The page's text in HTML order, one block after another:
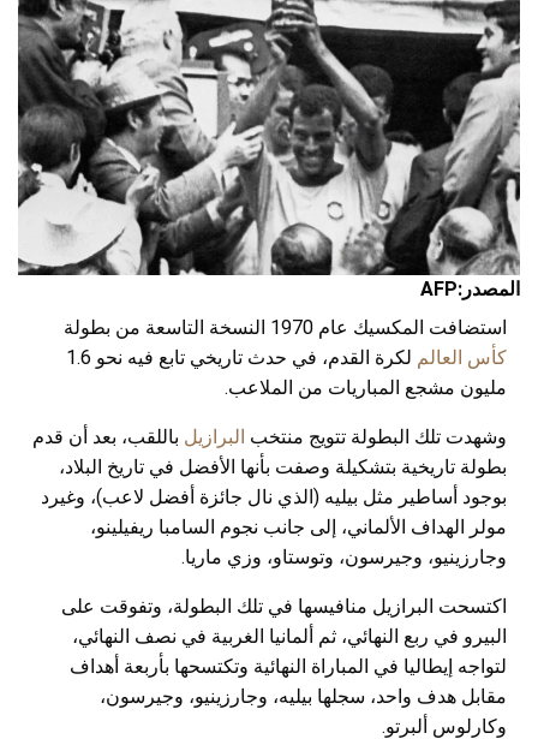
المصدر:AFP
استضافت المكسيك عام 1970 النسخة التاسعة من بطولة
كأس العالم
لكرة القدم، في حدث تاريخي تابع فيه نحو 1.6
مليون مشجع المباريات من الملاعب.
وشهدت تلك البطولة تتويج منتخب البرازيل باللقب، بعد أن قدم
بطولة تاريخية بتشكيلة وصفت بأنها الأفضل في تاريخ البلاد،
بوجود أساطير مثل بيليه (الذي نال جائزة أفضل لاعب)، وغيرد
مولر الهداف الألماني، إلى جانب نجوم السامبا ريفيلينو،
وجارزينيو، وجيرسون، وتوستاو، وزي ماريا.
اكتسحت البرازيل منافيسها في تلك البطولة، وتفوقت على
البيرو في ربع النهائي، ثم ألمانيا الغربية في نصف النهائي،
لتواجه إيطاليا في المباراة النهائية وتكتسحها بأربعة أهداف
مقابل هدف واحد، سجلها بيليه، وجارزينيو، وجيرسون،
وكارلوس ألبرتو.